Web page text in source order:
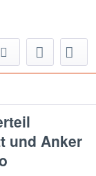
und Anker